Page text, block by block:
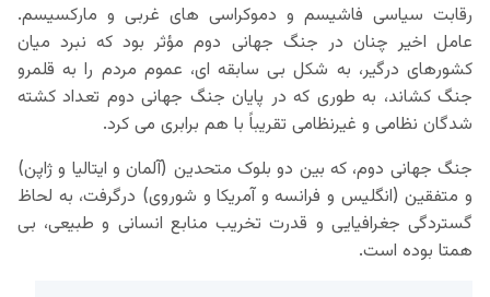
رقابت سیاسی فاشیسم و دموکراسی های غربی و مارکسیسم.
عامل اخیر چنان در جنگ جهانی دوم مؤثر بود که نبرد میان
کشورهای درگیر، به شکل بی سابقه ای، عموم مردم را به قلمرو
جنگ کشاند، به طوری که در پایان جنگ جهانی دوم تعداد کشته
شدگان نظامی و غیرنظامی تقریباً با هم برابری می کرد.
جنگ جهانی دوم، که بین دو بلوک متحدین (آلمان و ایتالیا و ژاپن)
و متفقین (انگلیس و فرانسه و آمریکا و شوروی) درگرفت، به لحاظ
گستردگی جغرافیایی و قدرت تخریب منابع انسانی و طبیعی، بی
همتا بوده است.